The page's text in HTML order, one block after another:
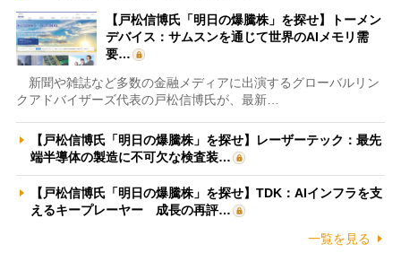
【戸松信博氏「明日の爆騰株」を探せ】トーメン
デバイス：サムスンを通じて世界のAIメモリ需
要…
新聞や雑誌など多数の金融メディアに出演するグローバルリン
クアドバイザーズ代表の戸松信博氏が、最新…
【戸松信博氏「明日の爆騰株」を探せ】レーザーテック：最先
端半導体の製造に不可欠な検査装…
【戸松信博氏「明日の爆騰株」を探せ】TDK：AIインフラを支
えるキープレーヤー 成長の再評…
一覧を見る